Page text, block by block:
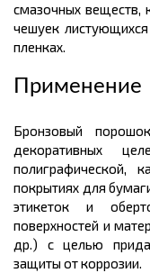
смазочных веществ,
чешуек
пленках.
Применение
Бронзовый
декоративных
полиграфической,
покрытиях для
этикеток и
поверхностей и
др.) с целью
защиты от коррозии.